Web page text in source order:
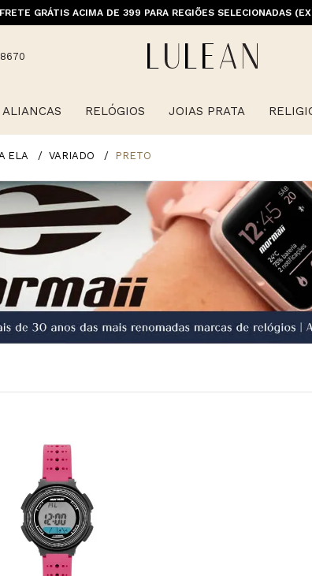
FRETE GRÁTIS ACIMA DE 399 PARA REGIÕES SELECIONADAS
CUPOM PRIMEIRACOMPRA (EXCETO OFERTAS, ALIANÇAS,
ALIANCAS RELÓGIOS JOIAS PRATA
ELA VARIADO PRETO